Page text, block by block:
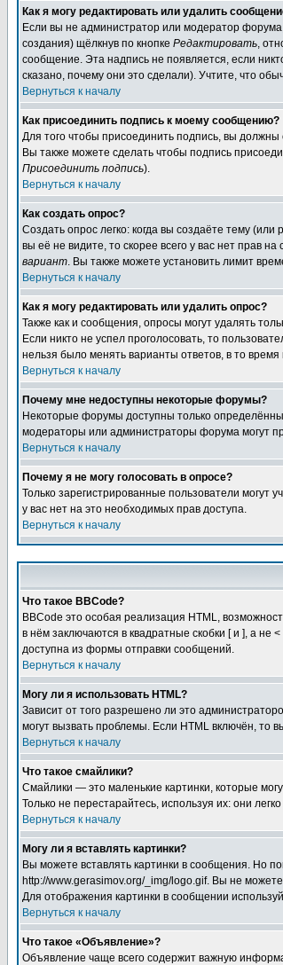
Как я могу редактировать или удалить
Если вы не администратор или модератор
создания) щёлкнув по кнопке Редактировать,
сообщение. Эта надпись не появляется, если
сказано, почему они это сделали). Учтите, что
Вернуться к началу
Как присоединить подпись к моему сообщению?
Для того чтобы присоединить подпись, вы
Вы также можете сделать чтобы подпись
Присоединить подпись).
Вернуться к началу
Как создать опрос?
Создать опрос легко: когда вы создаёте тему
вы её не видите, то скорее всего у вас нет прав
вариант. Вы также можете установить лимит
Вернуться к началу
Как я могу редактировать или удалить опрос?
Также как и сообщения, опросы могут удалять
Если никто не успел проголосовать, то
нельзя было менять варианты ответов, в то
Вернуться к началу
Почему мне недоступны некоторые форумы?
Некоторые форумы доступны только
модераторы или администраторы форума могут
Вернуться к началу
Почему я не могу голосовать в опросе?
Только зарегистрированные пользователи могут
у вас нет на это необходимых прав доступа.
Вернуться к началу
Что такое BBCode?
BBCode это особая реализация HTML,
в нём заключаются в квадратные скобки [ и ], а
доступна из формы отправки сообщений.
Вернуться к началу
Могу ли я использовать HTML?
Зависит от того разрешено ли это
могут вызвать проблемы. Если HTML включён, то
Вернуться к началу
Что такое смайлики?
Смайлики — это маленькие картинки, которые
Только не перестарайтесь, используя их: они
Вернуться к началу
Могу ли я вставлять картинки?
Вы можете вставлять картинки в сообщения. Но
http://www.gerasimov.org/_img/logo.gif. Вы не
Для отображения картинки в сообщении
Вернуться к началу
Что такое «Объявление»?
Объявление чаще всего содержит важную